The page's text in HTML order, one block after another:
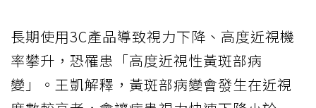
長期使用3C產品導致視力下降、高度近視機
率攀升，恐罹患「高度近視性黃斑部病
變」。王凱解釋，黃斑部病變會發生在近視